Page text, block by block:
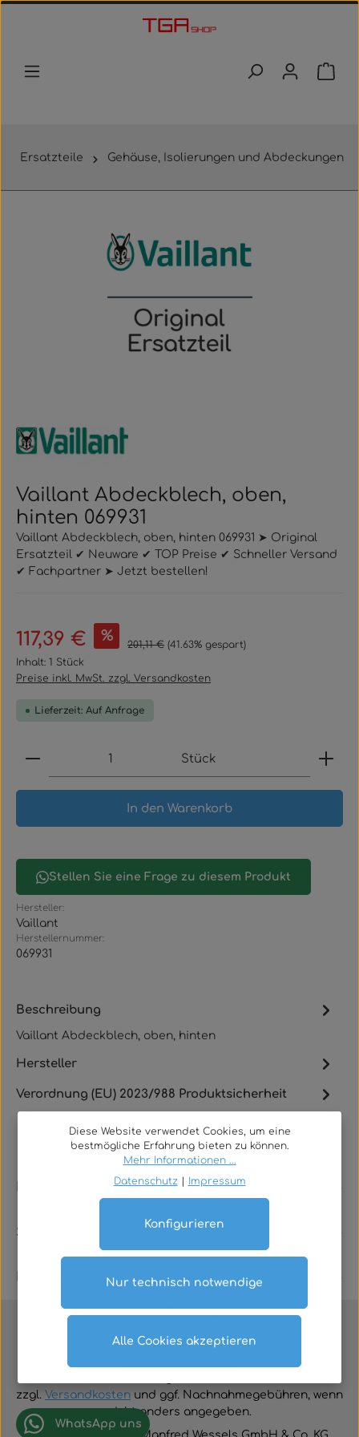
Zum Hauptinhalt springen
Ersatzteile Gehäuse, Isolierungen und Abdeckungen
Vaillant Abdeckblech, oben,
hinten 069931
Vaillant Abdeckblech, oben, hinten 069931 ➤ Original
Ersatzteil ✔ Neuware ✔ TOP Preise ✔ Schneller Versand
✔ Fachpartner ➤ Jetzt bestellen!
Verkaufspreis:
117,39 € % Regulärer Preis:
201,11 € (41.63% gespart)
Inhalt: 1 Stück
Preise inkl. MwSt. zzgl. Versandkosten
Lieferzeit: Auf Anfrage
Produkt Anzahl: Gib den gewünschten Wert
Stück
In den Warenkorb
Stellen Sie eine Frage zu diesem Produkt
Hersteller:
Vaillant
Herstellernummer:
069931
Beschreibung
Vaillant Abdeckblech, oben, hinten
Hersteller
Verordnung (EU) 2023/988 Produktsicherheit
Service
zzgl. Versandkosten und ggf. Nachnahmegebühren, wenn
nicht anders angegeben.
WhatsApp uns
Diese Website verwendet Cookies, um eine
bestmögliche Erfahrung bieten zu können.
Mehr Informationen ...
Datenschutz
Impressum
Nur technisch notwendige
Konfigurieren
Alle Cookies akzeptieren